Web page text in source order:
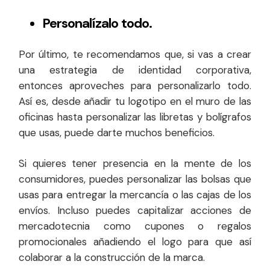
Personalízalo todo.
Por último, te recomendamos que, si vas a crear
una estrategia de identidad corporativa,
entonces aproveches para personalizarlo todo.
Así es, desde añadir tu logotipo en el muro de las
oficinas hasta personalizar las libretas y bolígrafos
que usas, puede darte muchos beneficios.
Si quieres tener presencia en la mente de los
consumidores, puedes personalizar las bolsas que
usas para entregar la mercancía o las cajas de los
envíos. Incluso puedes capitalizar acciones de
mercadotecnia como cupones o regalos
promocionales añadiendo el logo para que así
colaborar a la construcción de la marca.